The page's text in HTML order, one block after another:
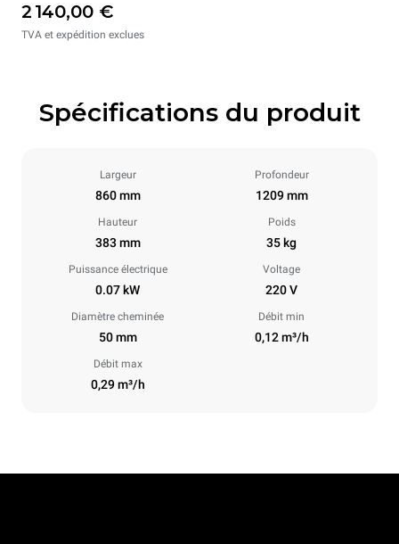
2 140,00 €
TVA et expédition exclues
Spécifications du produit
Largeur
860 mm
Profondeur
1209 mm
Hauteur
383 mm
Poids
35 kg
Puissance électrique
0.07 kW
Voltage
220 V
Diamètre cheminée
50 mm
Débit min
0,12 m³/h
Débit max
0,29 m³/h